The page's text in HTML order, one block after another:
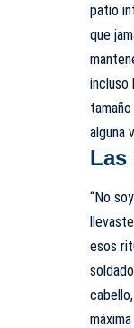
patio
que
incluso
alguna
Las
“No
esos